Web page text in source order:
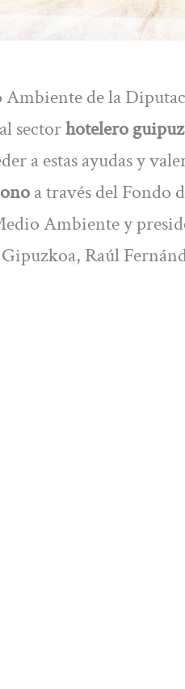
de la
sectorhotelero
a estas ayudas y
a través del Fondo
Ambiente y
Raúl